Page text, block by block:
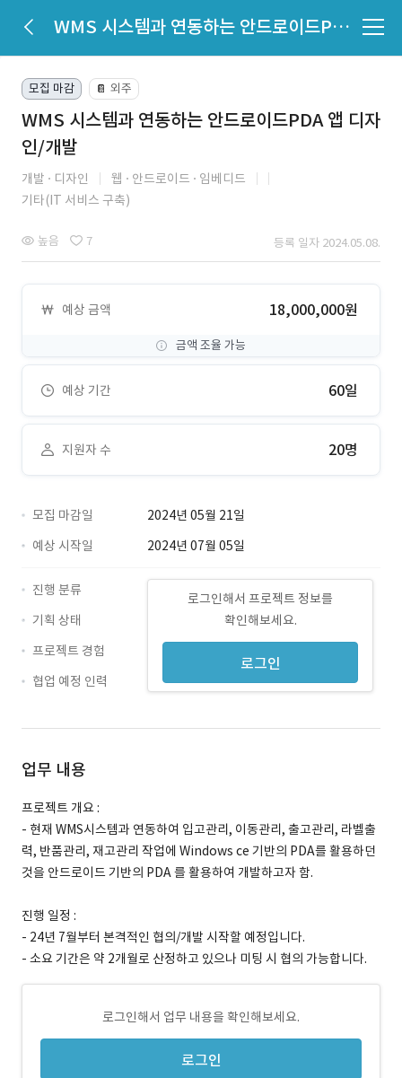
WMS 시스템과 연동하는 안드로이드PDA 앱 디자인/개발
모집 마감 📔 외주
WMS 시스템과 연동하는 안드로이드PDA 앱 디자
인/개발
개발 디자인 웹 안드로이드
임베디드
기타(IT 서비스 구축)
높음 7 등록 일자 2024.05.08.
예상 금액 18,000,000원
금액 조율 가능
예상 기간 60일
지원자 수 20명
모집 마감일
2024년 05월 21일
예상 시작일
2024년 07월 05일
로그인해서 프로젝트 정보를
확인해보세요.
로그인
진행 분류
기획 상태
프로젝트 경험
협업 예정 인력
업무 내용
프로젝트 개요 :
- 현재 WMS시스템과 연동하여 입고관리, 이동관리, 출고관리, 라벨출
력, 반품관리, 재고관리 작업에 Windows ce 기반의 PDA를 활용하던
것을 안드로이드 기반의 PDA 를 활용하여 개발하고자 함.
진행 일정 :
- 24년 7월부터 본격적인 협의/개발 시작할 예정입니다.
- 소요 기간은 약 2개월로 산정하고 있으나 미팅 시 협의 가능합니다.
로그인해서 업무 내용을 확인해보세요.
로그인